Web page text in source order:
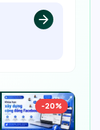
arrow_forward
-20%